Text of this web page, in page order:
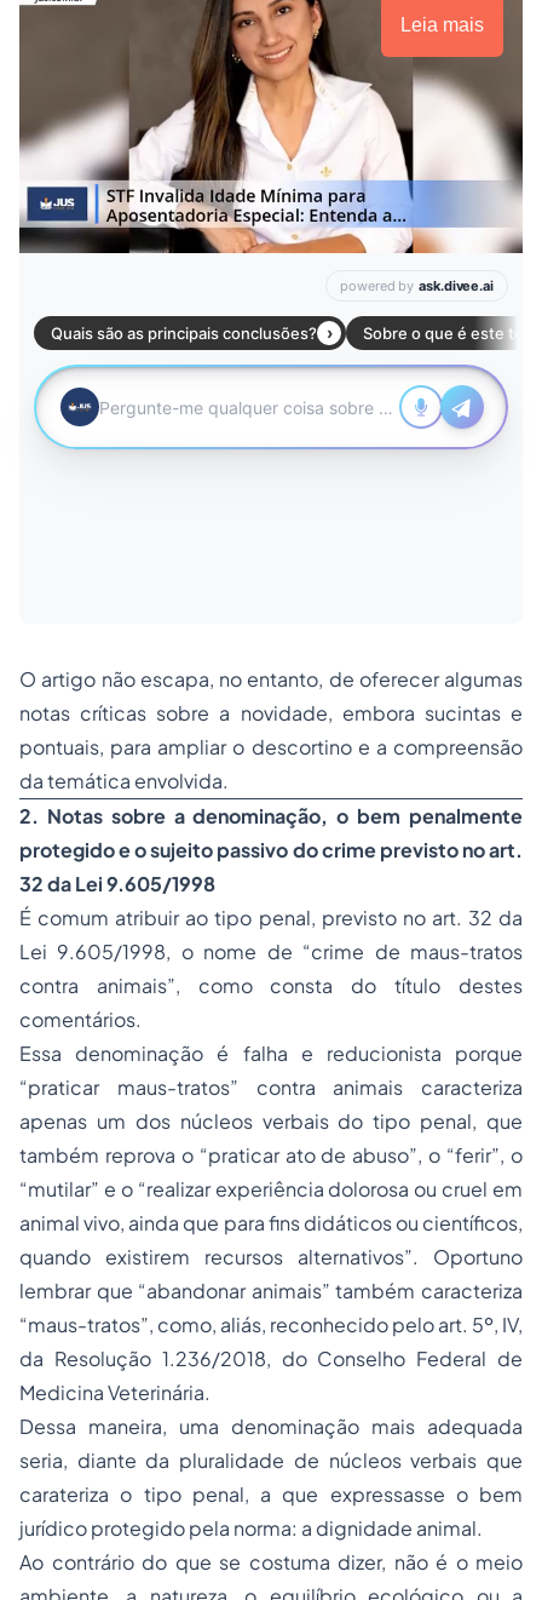
Leia mais
O artigo não escapa, no entanto, de oferecer algumas
notas críticas sobre a novidade, embora sucintas e
pontuais, para ampliar o descortino e a compreensão
da temática envolvida.
2. Notas sobre a denominação, o bem penalmente
protegido e o sujeito passivo do crime previsto no art.
32 da Lei 9.605/1998
É comum atribuir ao tipo penal, previsto no art. 32 da
Lei 9.605/1998, o nome de “crime de maus-tratos
contra animais”, como consta do título destes
comentários.
Essa denominação é falha e reducionista porque
“praticar maus-tratos” contra animais caracteriza
apenas um dos núcleos verbais do tipo penal, que
também reprova o “praticar ato de abuso”, o “ferir”, o
“mutilar” e o “realizar experiência dolorosa ou cruel em
animal vivo, ainda que para fins didáticos ou científicos,
quando existirem recursos alternativos”. Oportuno
lembrar que “abandonar animais” também caracteriza
“maus-tratos”, como, aliás, reconhecido pelo art. 5º, IV,
da Resolução 1.236/2018, do Conselho Federal de
Medicina Veterinária.
Dessa maneira, uma denominação mais adequada
seria, diante da pluralidade de núcleos verbais que
carateriza o tipo penal, a que expressasse o bem
jurídico protegido pela norma: a dignidade animal.
Ao contrário do que se costuma dizer, não é o meio